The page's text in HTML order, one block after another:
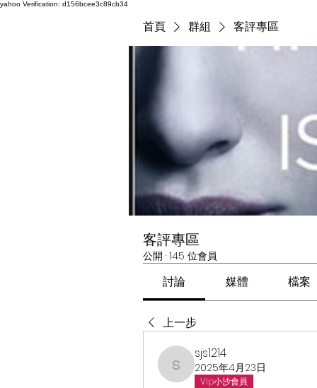
yahoo Verification: d156bcee3c89cb34
首頁 群組 客評專區
客評專區
公開 · 145 位會員
討論 媒體 檔案
上一步
sjs1214
sjs1214
2025年4月23日
Vip小沙會員